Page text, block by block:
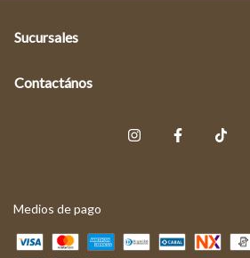
Sucursales
Contactános
Medios de pago